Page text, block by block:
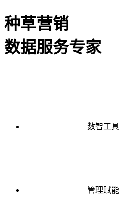
种草营销
数据服务专家
数智工具
管理赋能